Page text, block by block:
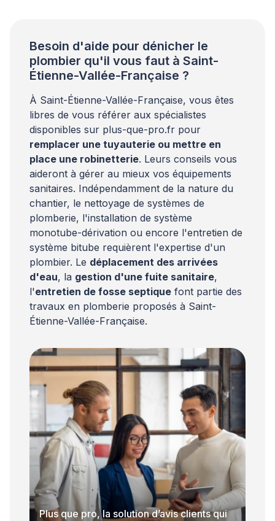
Besoin d'aide pour dénicher le
plombier qu'il vous faut à Saint-
Étienne-Vallée-Française ?
À Saint-Étienne-Vallée-Française, vous êtes
libres de vous référer aux spécialistes
disponibles sur plus-que-pro.fr pour
remplacer une tuyauterie ou mettre en
place une robinetterie. Leurs conseils vous
aideront à gérer au mieux vos équipements
sanitaires. Indépendamment de la nature du
chantier, le nettoyage de systèmes de
plomberie, l'installation de système
monotube-dérivation ou encore l'entretien de
système bitube requièrent l'expertise d'un
plombier. Le déplacement des arrivées
d'eau, la gestion d'une fuite sanitaire,
l'entretien de fosse septique font partie des
travaux en plomberie proposés à Saint-
Étienne-Vallée-Française.
Plus que pro, la solution d’avis clients qui